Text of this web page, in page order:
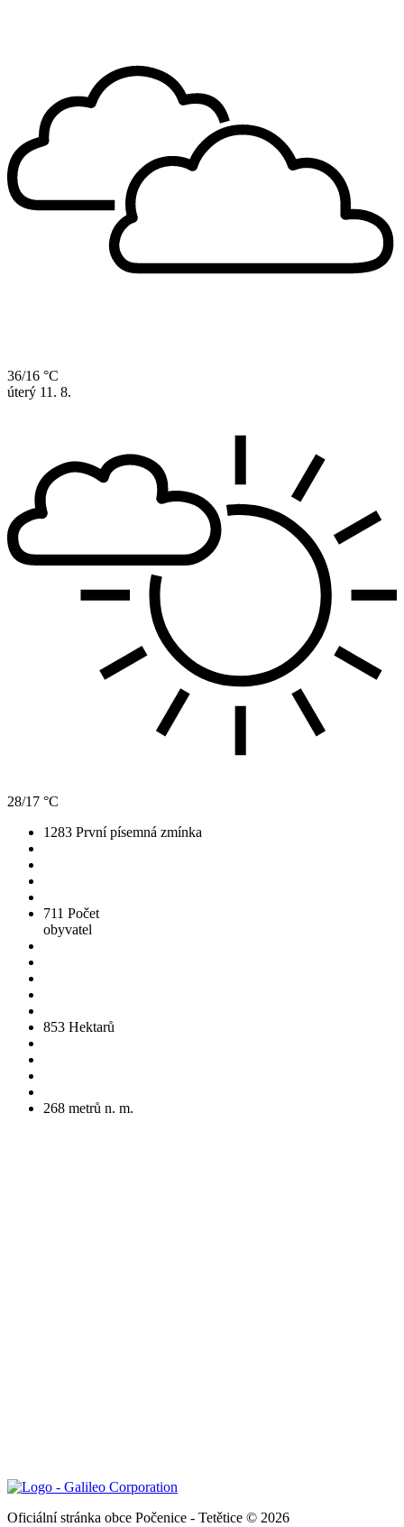
36/16 °C
úterý 11. 8.
28/17 °C
1283 První písemná zmínka
711 Počet
obyvatel
853 Hektarů
268 metrů n. m.
Oficiální stránka obce Počenice - Tetětice © 2026